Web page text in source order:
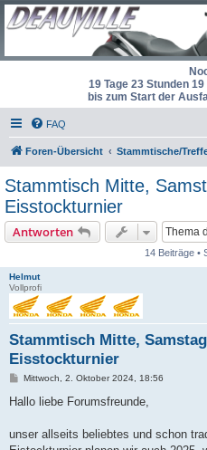
19 Tage 23 Stunden
bis zum Start der
FAQ
Foren-Übersicht Stammtische/
Stammtisch Mitte,
Eisstockturnier
Antworten
14 Beiträge •
Helmut
Vollprofi
Stammtisch Mitte,
Eisstockturnier
B
i
a
Mittwoch, 2. Oktober 2024, 18:56
Hallo liebe Forumsfreunde,
unser allseits beliebtes und schon